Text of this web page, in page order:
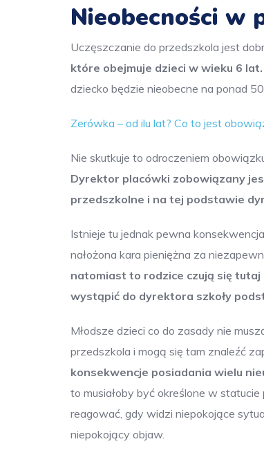
Nieobecności w
Uczęszczanie do przedszkola jest
które obejmuje dzieci w wieku 6 lat.
dziecko będzie nieobecne na ponad
Zerówka – od ilu lat? Co to jest
Nie skutkuje to odroczeniem
Dyrektor placówki zobowiązany
przedszkolne i na tej podstawie
Istnieje tu jednak pewna
nałożona kara pieniężna za
natomiast to rodzice czują się tutaj
wystąpić do dyrektora szkoły
Młodsze dzieci co do zasady nie
przedszkola i mogą się tam znaleźć
konsekwencje posiadania wielu
to musiałoby być określone w
reagować, gdy widzi niepokojące
niepokojący objaw.